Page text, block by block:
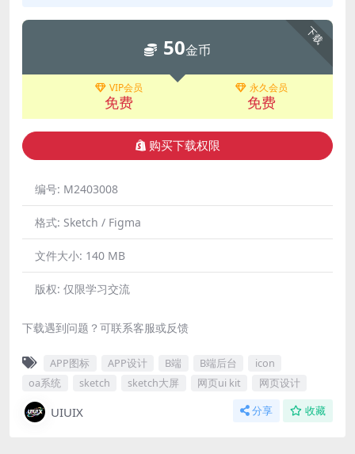
下载
50金币
VIP会员
免费
永久会员
免费
购买下载权限
编号: M2403008
格式: Sketch / Figma
文件大小: 140 MB
版权: 仅限学习交流
下载遇到问题？可联系客服或反馈
APP图标 APP设计 B端 B端后台
icon
oa系统
sketch sketch大屏 网页ui kit 网页设计
UIUIX 分享 收藏